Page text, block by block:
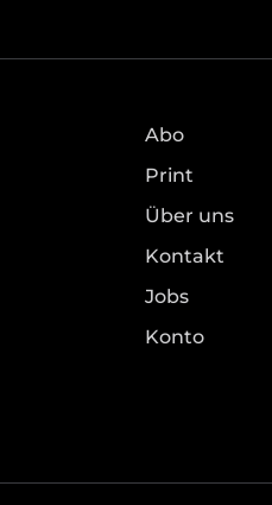
Abo
Print
Über uns
Kontakt
Jobs
Konto